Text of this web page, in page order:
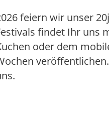
feiern wir unser
findet Ihr uns
oder dem